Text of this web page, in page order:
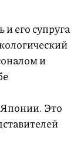
его супруга
и
Это